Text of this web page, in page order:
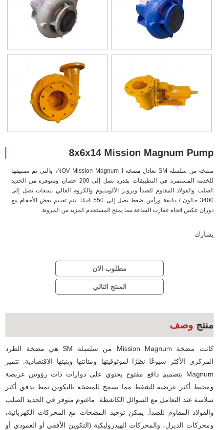
8x6x14 Mission Magnum Pump
مضخة من سلسلة SM تعادل مضخة NOV Mission Magnum I، والتي تم تصنيفها
للخدمة المستمرة في التطبيقات بقدرة تصل إلى 200 حصان ومتوفرة من الحديد
الصلب والفولاذ المقاوم للصدأ وبرونز الألومنيوم والكروم العالي بسعات تصل إلى
3400 جالون / دقيقة ورأس ضغط يصل إلى 550 قدمًا. يتم تقديم بعض الأحجام مع
دوران عكس اتجاه عقارب الساعة مما يمنح المستخدم المزيد من المرونة.
يشارك
مطلوب الان
المنتج التالي
منتج وصف
كانت مضخة Mission Magnum من سلسلة SM هي مضخة الطرد
المركزي الأكثر شيوعًا نظرًا لموثوقيتها ومتانتها وبنيتها الاقتصادية. تتميز
Magnum بتصميم دافع مفتوح يحتوي على دوارات ذات رؤوس عريضة
ومحيط أكثر عرضية للشفط مما يسمح للمضخة بالتكوين نمط تدفق أكثر
سلاسة عند التعامل مع السوائل الكاشطة. ماغنوم متوفر في الحديد الصلب
والفولاذ المقاوم للصدأ. يمكن توحيد المضخات مع المحركات الكهربائية،
ومحركات الديزل، والمحركات الهيدروليكية (التكوين الأفقي أو العمودي أو